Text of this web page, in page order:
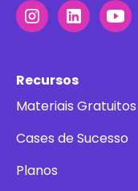
Recursos
Materiais Gratuitos
Cases de Sucesso
Planos